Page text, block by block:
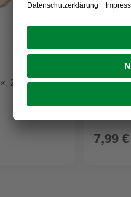
250 g, Birke
PEGGY
7,99 €